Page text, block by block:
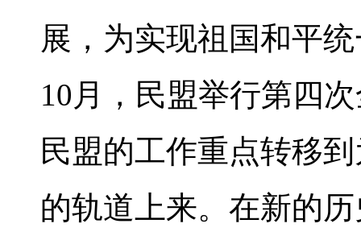
展，为实现祖国和平
10月，民盟举行第四
民盟的工作重点转移
的轨道上来。在新的